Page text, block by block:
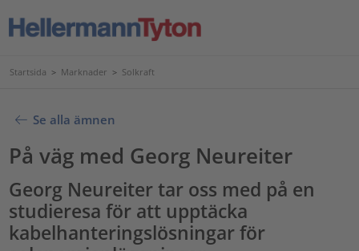
Startsida > Marknader > Solkraft
Se alla ämnen
På väg med Georg Neureiter
Georg Neureiter tar oss med på en
studieresa för att upptäcka
kabelhanteringslösningar för